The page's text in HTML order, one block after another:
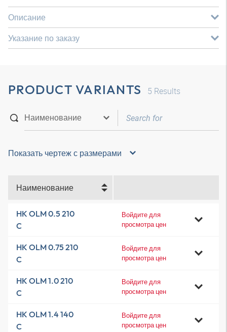
Описание
Указание по заказу
PRODUCT VARIANTS 5 Results
Показать чертеж с размерами
Наименование
HK OLM 0.5 210
C
Войдите для
просмотра цен
HK OLM 0.75 210
C
Войдите для
просмотра цен
HK OLM 1.0 210
C
Войдите для
просмотра цен
HK OLM 1.4 140
C
Войдите для
просмотра цен